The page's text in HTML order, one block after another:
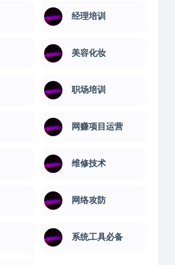
经理培训
美容化妆
职场培训
网赚项目运营
维修技术
网络攻防
系统工具必备